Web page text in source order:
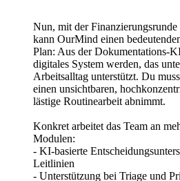
Nun, mit der
kann OurMind einen
Plan: Aus der Dokumentations-
digitales System werden, das
Arbeitsalltag unterstützt. Du
einen unsichtbaren,
lästige Routinearbeit abnimmt.
Konkret arbeitet das Team an
Modulen:
- KI-basierte
Leitlinien
- Unterstützung bei Triage und